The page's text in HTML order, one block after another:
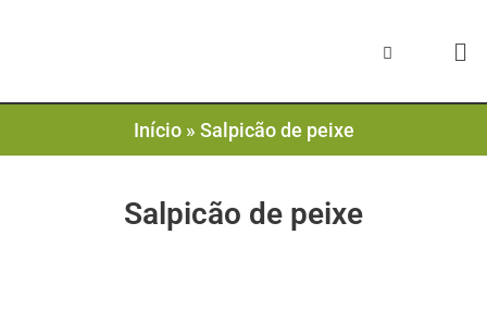
Início» Salpicão de peixe
Salpicão de peixe